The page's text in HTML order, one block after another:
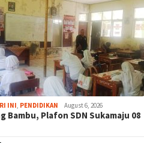
INI PENDIDIKAN August 6, 2026
Bambu, Plafon SDN Sukamaju 08